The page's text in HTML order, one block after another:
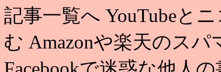
記事一覧へ YouTubeと
む Amazonや楽天のス